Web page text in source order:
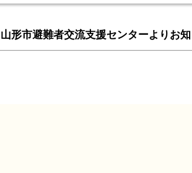
山形市避難者交流支援センターよりお